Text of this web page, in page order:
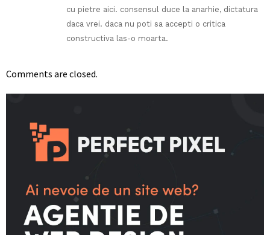
cu pietre aici. consensul duce la anarhie, dictatura
daca vrei. daca nu poti sa accepti o critica
constructiva las-o moarta.
Comments are closed.